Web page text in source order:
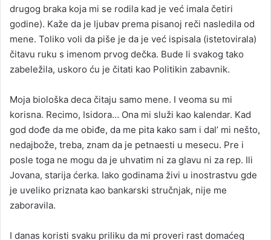
drugog braka koja mi se rodila kad je već imala četiri
godine). Kaže da je ljubav prema pisanoj reči nasledila od
mene. Toliko voli da piše je da je već ispisala (istetovirala)
čitavu ruku s imenom prvog dečka. Bude li svakog tako
zabeležila, uskoro ću je čitati kao Politikin zabavnik.
Moja biološka deca čitaju samo mene. I veoma su mi
korisna. Recimo, Isidora… Ona mi služi kao kalendar. Kad
god dođe da me obiđe, da me pita kako sam i dal’ mi nešto,
nedajbože, treba, znam da je petnaesti u mesecu. Pre i
posle toga ne mogu da je uhvatim ni za glavu ni za rep. Ili
Jovana, starija ćerka. Iako godinama živi u inostrastvu gde
je uveliko priznata kao bankarski stručnjak, nije me
zaboravila.
I danas koristi svaku priliku da mi proveri rast domaćeg